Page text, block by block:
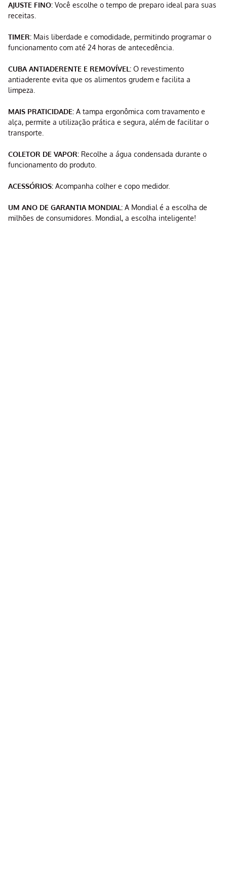
AJUSTE FINO: Você escolhe o tempo de preparo ideal para suas
receitas.
TIMER: Mais liberdade e comodidade, permitindo programar o
funcionamento com até 24 horas de antecedência.
CUBA ANTIADERENTE E REMOVÍVEL: O revestimento
antiaderente evita que os alimentos grudem e facilita a
limpeza.
MAIS PRATICIDADE: A tampa ergonômica com travamento e
alça, permite a utilização prática e segura, além de facilitar o
transporte.
COLETOR DE VAPOR: Recolhe a água condensada durante o
funcionamento do produto.
ACESSÓRIOS: Acompanha colher e copo medidor.
UM ANO DE GARANTIA MONDIAL: A Mondial é a escolha de
milhões de consumidores. Mondial, a escolha inteligente!